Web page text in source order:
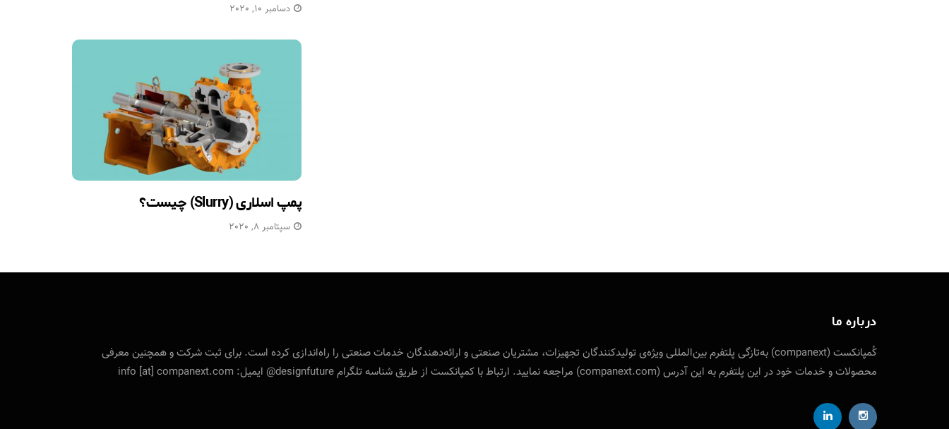
دسامبر 10, 2020
پمپ اسلاری (Slurry) چیست؟
سپتامبر 8, 2020
درباره ما
کُمپانکست (companext) به‌تازگی پلتفرم بین‌المللی ویژه‌ی تولید‌کنندگان تجهیزات، مشتریان صنعتی و ارائه‌دهندگان خدمات صنعتی را راه‌اندازی کرده است. برای ثبت شرکت و همچنین معرفی
محصولات و خدمات خود در این پلتفرم به این آدرس (companext.com) مراجعه نمایید. ارتباط با کمپانکست از طریق شناسه تلگرام designfuture@ ایمیل: info [at] companext.com